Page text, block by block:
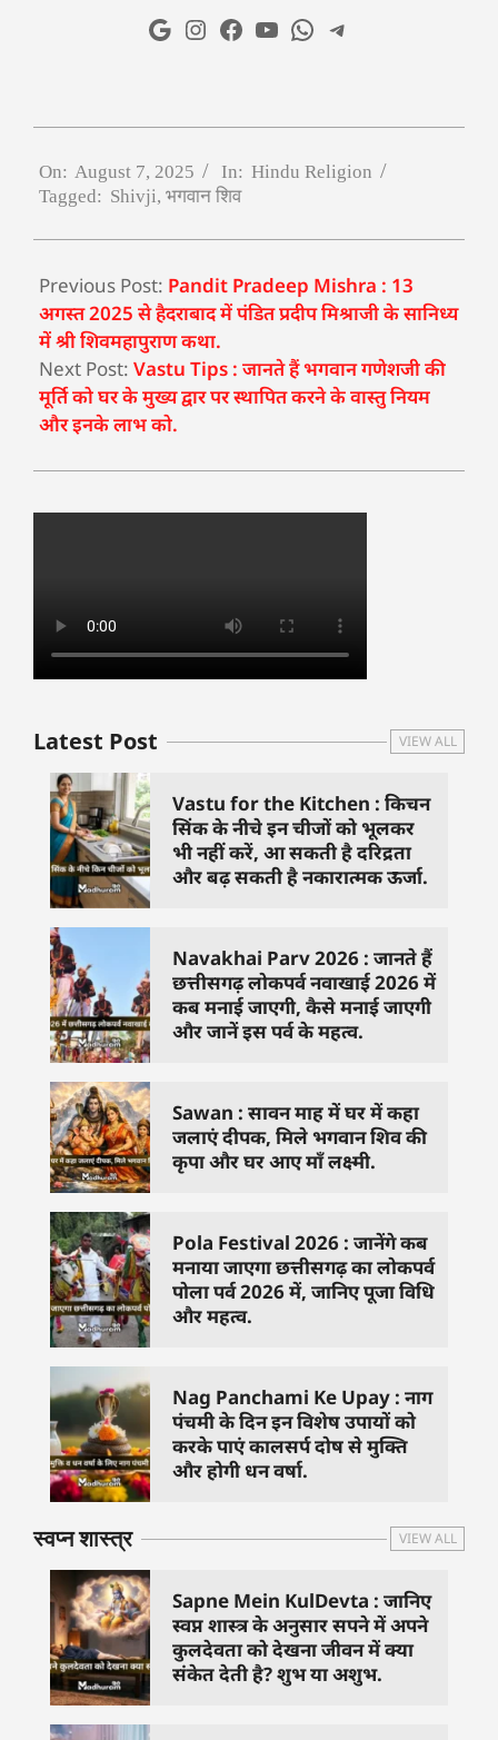
On: August 7, 2025 In: Hindu Religion
Tagged: Shivji, भगवान शिव
Previous Post: Pandit Pradeep Mishra : 13
अगस्त 2025 से हैदराबाद में पंडित प्रदीप मिश्राजी के सानिध्य
में श्री शिवमहापुराण कथा.
Next Post: Vastu Tips : जानते हैं भगवान गणेशजी की
मूर्ति को घर के मुख्य द्वार पर स्थापित करने के वास्तु नियम
और इनके लाभ को.
Latest Post VIEW ALL
Vastu for the Kitchen : किचन
सिंक के नीचे इन चीजों को भूलकर
भी नहीं करें, आ सकती है दरिद्रता
और बढ़ सकती है नकारात्मक ऊर्जा.
Navakhai Parv 2026 : जानते हैं
छत्तीसगढ़ लोकपर्व नवाखाई 2026 में
कब मनाई जाएगी, कैसे मनाई जाएगी
और जानें इस पर्व के महत्व.
Sawan : सावन माह में घर में कहा
जलाएं दीपक, मिले भगवान शिव की
कृपा और घर आए माँ लक्ष्मी.
Pola Festival 2026 : जानेंगे कब
मनाया जाएगा छत्तीसगढ़ का लोकपर्व
पोला पर्व 2026 में, जानिए पूजा विधि
और महत्व.
Nag Panchami Ke Upay : नाग
पंचमी के दिन इन विशेष उपायों को
करके पाएं कालसर्प दोष से मुक्ति
और होगी धन वर्षा.
स्वप्न शास्त्र VIEW ALL
Sapne Mein KulDevta : जानिए
स्वप्न शास्त्र के अनुसार सपने में अपने
कुलदेवता को देखना जीवन में क्या
संकेत देती है? शुभ या अशुभ.